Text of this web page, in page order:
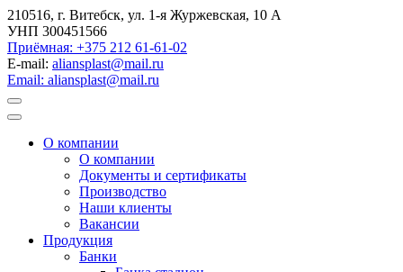
210516, г. Витебск, ул. 1-я Журжевская, 10 А
УНП 300451566
Приёмная: +375 212 61-61-02
E-mail: aliansplast@mail.ru
Email: aliansplast@mail.ru
О компании
О компании
Документы и сертификаты
Производство
Наши клиенты
Вакансии
Продукция
Банки